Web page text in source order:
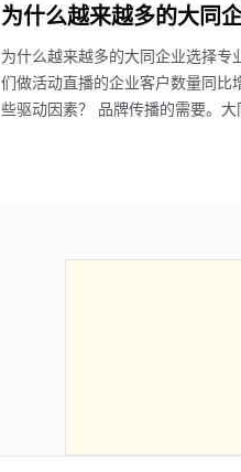
为什么越来越多的大同
为什么越来越多的大同企业选择
们做活动直播的企业客户数量同
些驱动因素？ 品牌传播的需要。大